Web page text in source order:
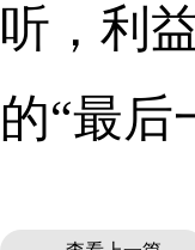
听，利
的“最